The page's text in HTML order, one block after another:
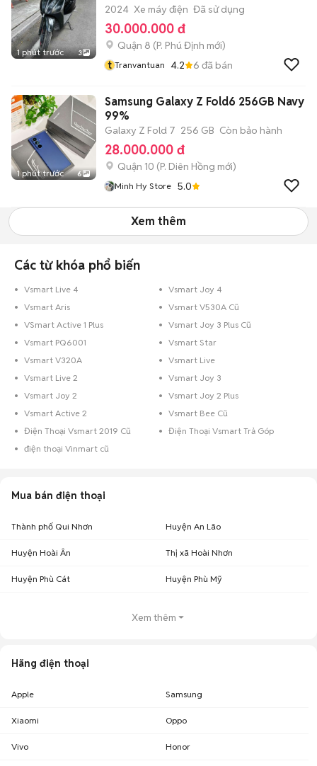
1 phút trước 3
2024 Xe máy điện Đã sử dụng
30.000.000 đ
Quận 8 (P. Phú Định mới)
t Tranvantuan 4.2 6 đã bán
1 phút trước 6
Samsung Galaxy Z Fold6 256GB Navy
99%
Galaxy Z Fold 7 256 GB Còn bảo hành
28.000.000 đ
Quận 10 (P. Diên Hồng mới)
Minh Hy Store 5.0
Xem thêm
Các từ khóa phổ biến
Vsmart Live 4
Vsmart Joy 4
Vsmart Aris
Vsmart V530A Cũ
VSmart Active 1 Plus
Vsmart Joy 3 Plus Cũ
Vsmart PQ6001
Vsmart Star
Vsmart V320A
Vsmart Live
Vsmart Live 2
Vsmart Joy 3
Vsmart Joy 2
Vsmart Joy 2 Plus
Vsmart Active 2
Vsmart Bee Cũ
Điện Thoại Vsmart 2019 Cũ
Điện Thoại Vsmart Trả Góp
điện thoại Vinmart cũ
Mua bán điện thoại
Thành phố Qui Nhơn Huyện An Lão
Huyện Hoài Ân Thị xã Hoài Nhơn
Huyện Phù Cát Huyện Phù Mỹ
Xem thêm
Hãng điện thoại
Apple Samsung
Xiaomi Oppo
Vivo Honor